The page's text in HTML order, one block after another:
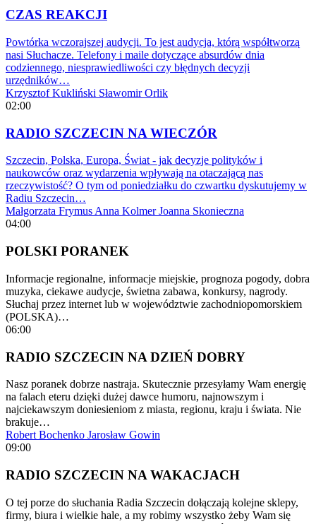
CZAS REAKCJI
Powtórka wczorajszej audycji. To jest audycja, którą współtworzą
nasi Słuchacze. Telefony i maile dotyczące absurdów dnia
codziennego, niesprawiedliwości czy błędnych decyzji
urzędników…
Krzysztof Kukliński Sławomir Orlik
02:00
RADIO SZCZECIN NA WIECZÓR
Szczecin, Polska, Europa, Świat - jak decyzje polityków i
naukowców oraz wydarzenia wpływają na otaczającą nas
rzeczywistość? O tym od poniedziałku do czwartku dyskutujemy w
Radiu Szczecin…
Małgorzata FrymusAnna Kolmer Joanna Skonieczna
04:00
POLSKI PORANEK
Informacje regionalne, informacje miejskie, prognoza pogody, dobra
muzyka, ciekawe audycje, świetna zabawa, konkursy, nagrody.
Słuchaj przez internet lub w województwie zachodniopomorskiem
(POLSKA)…
06:00
RADIO SZCZECIN NA DZIEŃ DOBRY
Nasz poranek dobrze nastraja. Skutecznie przesyłamy Wam energię
na falach eteru dzięki dużej dawce humoru, najnowszym i
najciekawszym doniesieniom z miasta, regionu, kraju i świata. Nie
brakuje…
Robert Bochenko Jarosław Gowin
09:00
RADIO SZCZECIN NA WAKACJACH
O tej porze do słuchania Radia Szczecin dołączają kolejne sklepy,
firmy, biura i wielkie hale, a my robimy wszystko żeby Wam się